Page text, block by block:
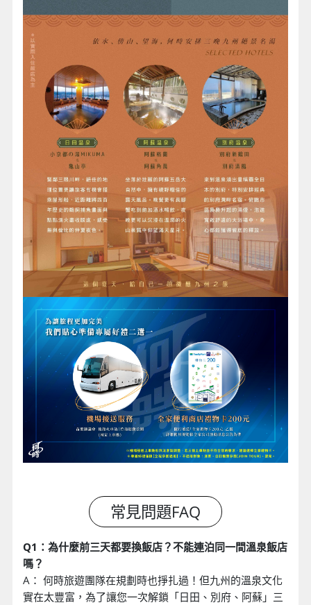
Q1：為什麼前三天都要換飯店？不能連泊同一間溫泉飯店
嗎？
A： 何時旅遊團隊在規劃時也掙扎過！但九州的溫泉文化
實在太豐富，為了讓您一次解鎖「日田、別府、阿蘇」三